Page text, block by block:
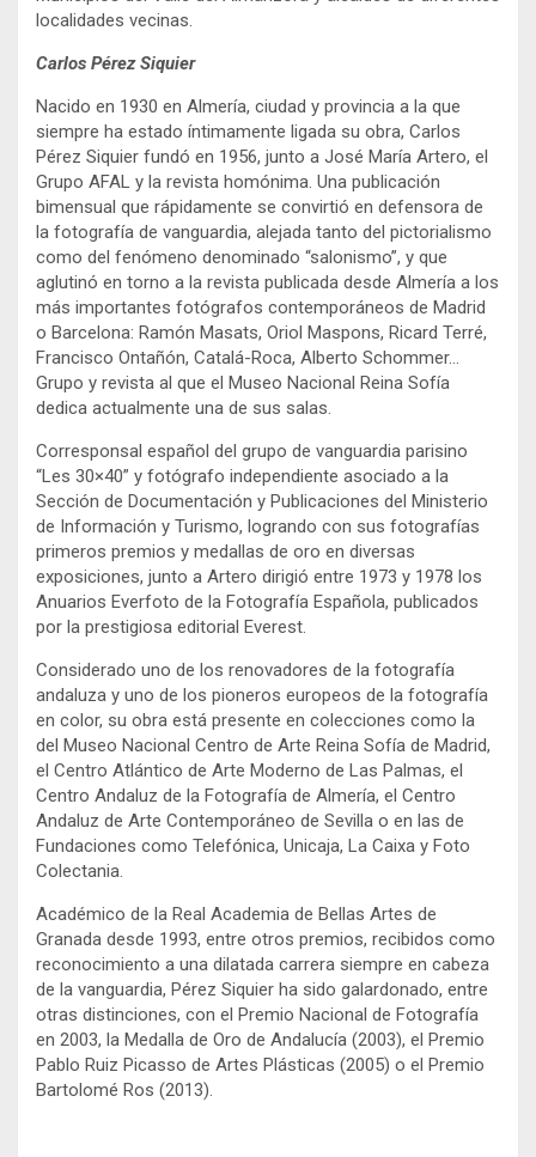
localidades vecinas.
Carlos Pérez Siquier
Nacido en 1930 en Almería, ciudad y provincia a la que
siempre ha estado íntimamente ligada su obra, Carlos
Pérez Siquier fundó en 1956, junto a José María Artero, el
Grupo AFAL y la revista homónima. Una publicación
bimensual que rápidamente se convirtió en defensora de
la fotografía de vanguardia, alejada tanto del pictorialismo
como del fenómeno denominado “salonismo”, y que
aglutinó en torno a la revista publicada desde Almería a los
más importantes fotógrafos contemporáneos de Madrid
o Barcelona: Ramón Masats, Oriol Maspons, Ricard Terré,
Francisco Ontañón, Catalá-Roca, Alberto Schommer…
Grupo y revista al que el Museo Nacional Reina Sofía
dedica actualmente una de sus salas.
Corresponsal español del grupo de vanguardia parisino
“Les 30×40” y fotógrafo independiente asociado a la
Sección de Documentación y Publicaciones del Ministerio
de Información y Turismo, logrando con sus fotografías
primeros premios y medallas de oro en diversas
exposiciones, junto a Artero dirigió entre 1973 y 1978 los
Anuarios Everfoto de la Fotografía Española, publicados
por la prestigiosa editorial Everest.
Considerado uno de los renovadores de la fotografía
andaluza y uno de los pioneros europeos de la fotografía
en color, su obra está presente en colecciones como la
del Museo Nacional Centro de Arte Reina Sofía de Madrid,
el Centro Atlántico de Arte Moderno de Las Palmas, el
Centro Andaluz de la Fotografía de Almería, el Centro
Andaluz de Arte Contemporáneo de Sevilla o en las de
Fundaciones como Telefónica, Unicaja, La Caixa y Foto
Colectania.
Académico de la Real Academia de Bellas Artes de
Granada desde 1993, entre otros premios, recibidos como
reconocimiento a una dilatada carrera siempre en cabeza
de la vanguardia, Pérez Siquier ha sido galardonado, entre
otras distinciones, con el Premio Nacional de Fotografía
en 2003, la Medalla de Oro de Andalucía (2003), el Premio
Pablo Ruiz Picasso de Artes Plásticas (2005) o el Premio
Bartolomé Ros (2013).